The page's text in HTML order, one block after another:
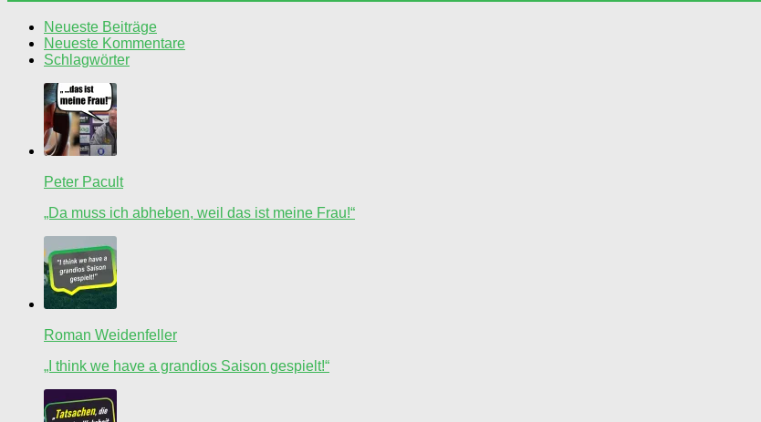
Neueste Beiträge
Neueste Kommentare
Schlagwörter
Peter Pacult
„Da muss ich abheben, weil das ist meine Frau!“
Roman Weidenfeller
„I think we have a grandios Saison gespielt!“